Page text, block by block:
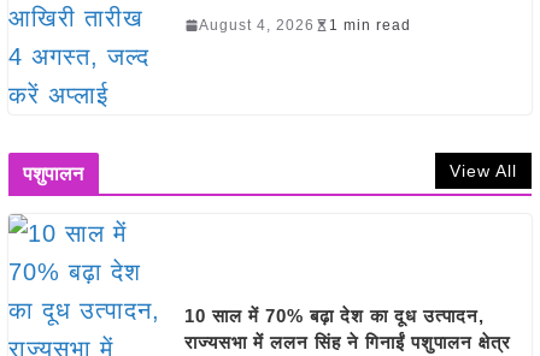
August 4, 2026 1 min read
पशुपालन View All
10 साल में 70% बढ़ा देश का दूध उत्पादन,
राज्यसभा में ललन सिंह ने गिनाईं पशुपालन क्षेत्र